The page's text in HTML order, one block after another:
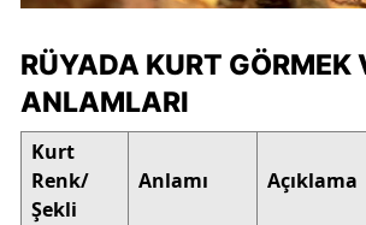
RÜYADA KURT GÖRMEK
ANLAMLARI
Kurt
Renk/
Şekli
Anlamı Açıklama